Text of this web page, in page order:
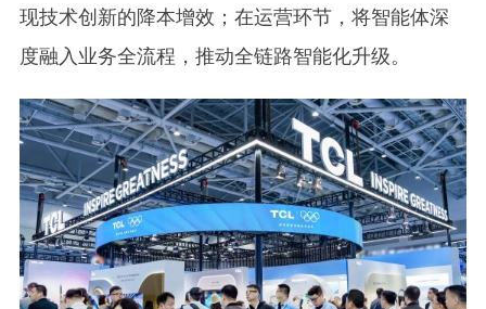
现技术创新的降本增效；在运营环节，将智能体深
度融入业务全流程，推动全链路智能化升级。